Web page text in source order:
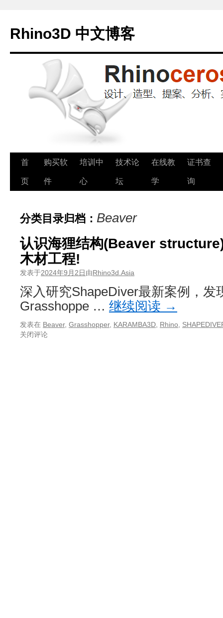
Rhino3D 中文博客
跳
至
文
首
页
购买软
件
培训中
心
技术论
坛
在线教
学
证书查
询
分类目录归档： Beaver
认识海狸结构(Beaver
木材工程!
发表于2024年9月2日由Rhino3d.Asia
深入研究ShapeDiver最新案例，发
Grasshoppe … 继续阅读 →
发表在 Beaver, Grasshopper, KARAMBA3D Rhino
关闭评论